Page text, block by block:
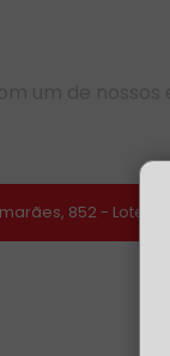
852 -